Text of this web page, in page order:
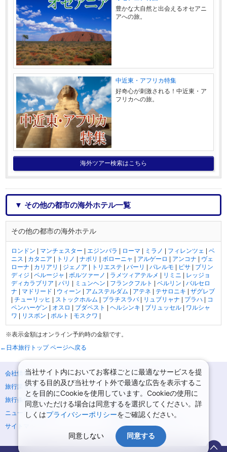
豊かな大自然と出会えるオセアニ
アへの旅。
中近東・アフリカ特集
好奇心が刺激される！中近東・ア
フリカへの旅。
海外ツアー検索はこちら
▼ その他の都市の海外ホテル一覧
その他の都市の海外ホテル
ロンドン | マンチェスター | エジンバラ | ローマ | ミラノ | フィレンツェ |ベ
ニス | カタニア | トリノ |ナポリ | ボローニャ | アルゲーロ | アンコナ | ヴェ
ローナ | カリアリ | ジェノア | トリエステ |バーリ |パレルモ | ピサ | ブリン
ディジ |ペルージャ | ボルツァーノ | ラメツィアテルメ | リミニ | レッジョ
ディカラブリア |パリ | ミュンヘン | フランクフルト |ベルリン |バルセロ
ナ | マドリード | ウィーン | アムステルダム | アテネ |テサロニキ |ザグレブ
|チューリッヒ | ストックホルム | ブラチスラバ| リュブリャナ | プラハ | コ
ペンハーゲン | オスロ | ブダペスト |ヘルシンキ | ブリュッセル | ワルシャ
ワ | リスボン | ポルト | モスクワ |
※表示金額はオンライン予約時の金額です。
←日本旅行トップ ページへ戻る
会社情報
プライバシーポリシー
旅行業登録票・約款
規約集
旅行条件書
商標について
ニュースリリース
採用情報
サイトマップ
システムメンテナンスの
お知らせ
当社サイト内においてお客様ごとに最適なサービスを提
供する目的及び当社サイト外で最適な広告を表示するこ
とを目的にCookieを使用しています。Cookieの使用に
同意いただける場合は同意するを選択してください。詳
しくはプライバシーポリシーをご確認ください。
同意しない 同意する